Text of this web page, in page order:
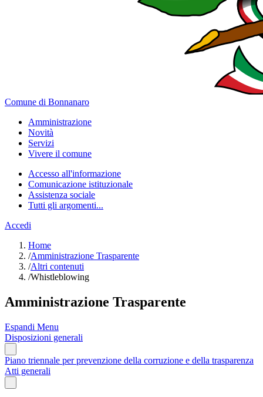
Comune di Bonnanaro
Amministrazione
Novità
Servizi
Vivere il comune
Accesso all'informazione
Comunicazione istituzionale
Assistenza sociale
Tutti gli argomenti...
Accedi
Home
/Amministrazione Trasparente
/Altri contenuti
/Whistleblowing
Amministrazione Trasparente
Espandi Menu
Disposizioni generali
Piano triennale per prevenzione della corruzione e della trasparenza
Atti generali